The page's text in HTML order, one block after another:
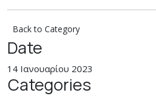
Back to Category
Date
14 Ιανουαρίου 2023
Categories